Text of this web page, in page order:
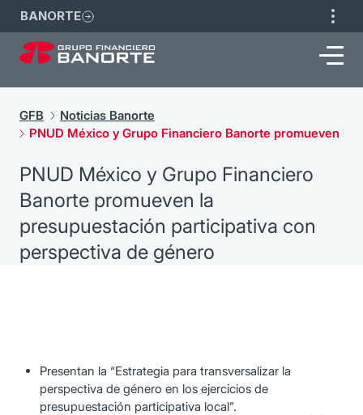
BANORTE
GFB
Noticias Banorte
PNUD México y Grupo Financiero Banorte promueven
PNUD México y Grupo Financiero
Banorte promueven la
presupuestación participativa con
perspectiva de género
Presentan la “Estrategia para transversalizar la
perspectiva de género en los ejercicios de
presupuestación participativa local”.